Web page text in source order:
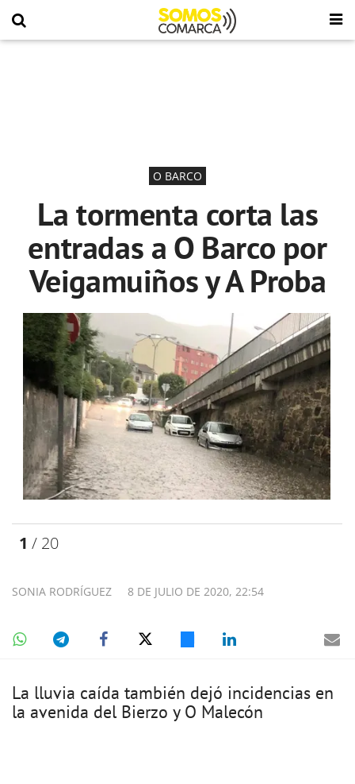
O BARCO
La tormenta corta las
entradas a O Barco por
Veigamuiños y A Proba
1 / 20
8 DE JULIO DE 2020, 22:54
SONIA RODRÍGUEZ
La lluvia caída también dejó incidencias en
la avenida del Bierzo y O Malecón